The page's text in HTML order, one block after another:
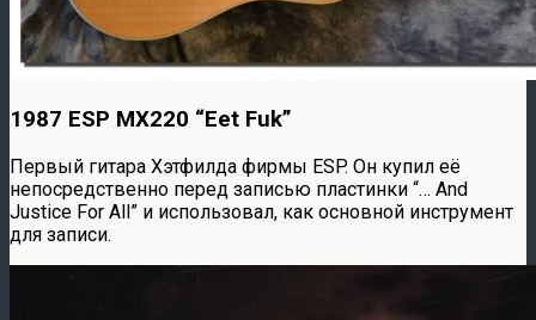
1987 ESP MX220 “Eet Fuk”
Первый гитара Хэтфилда фирмы ESP. Он купил её
непосредственно перед записью пластинки “… And
Justice For All” и использовал, как основной инструмент
для записи.